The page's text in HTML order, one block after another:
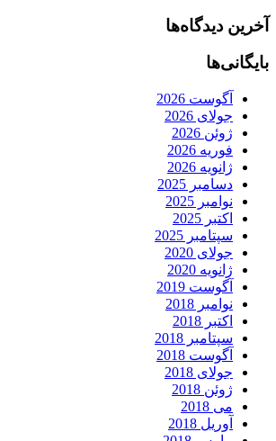
آخرین دیدگاه‌ها
بایگانی‌ها
آگوست 2026
جولای 2026
ژوئن 2026
فوریه 2026
ژانویه 2026
دسامبر 2025
نوامبر 2025
اکتبر 2025
سپتامبر 2025
جولای 2020
ژانویه 2020
آگوست 2019
نوامبر 2018
اکتبر 2018
سپتامبر 2018
آگوست 2018
جولای 2018
ژوئن 2018
می 2018
آوریل 2018